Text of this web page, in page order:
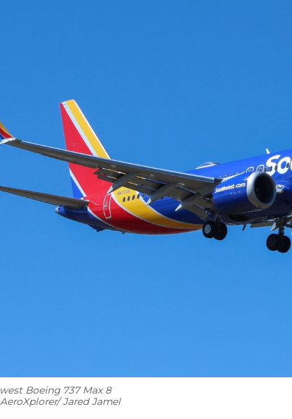
Boeing 737 Max 8
AeroXplorer/ Jared Jamel